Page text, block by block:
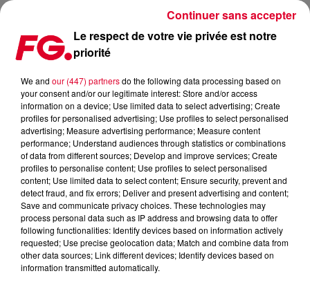
ANTOINE CHAMBE - CLOUD PARTY
Cet élément est masqué compte-tenu du refus du
dépôt de cookies que vous avez exprimé. Si vous
souhaitez l'afficher, merci de nous donner votre accord
en cliquant sur le bouton ci-dessous.
Afficher l'élément
Talent FG, DJ resident du Club FG et boss du label Riptide
Le respect de votre vie privée est notre
priorité
We and our (447) partnersdo the following data processing based on
your consent and/or our legitimate interest: Store and/or access
information on a device; Use limited data to select advertising; Create
profiles for personalised advertising; Use profiles to select personalised
advertising; Measure advertising performance; Measure content
performance; Understand audiences through statistics or combinations
of data from different sources; Develop and improve services; Create
profiles to personalise content; Use profiles to select personalised
content; Use limited data to select content; Ensure security, prevent and
detect fraud, and fix errors; Deliver and present advertising and content;
Save and communicate privacy choices. These technologies may
process personal data such as IP address and browsing data to offer
following functionalities: Identify devices based on information actively
requested; Use precise geolocation data; Match and combine data from
other data sources; Link different devices; Identify devices based on
information transmitted automatically.
Continuer sans accepter